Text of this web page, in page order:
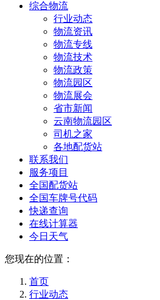
综合物流
行业动态
物流资讯
物流专线
物流技术
物流政策
物流园区
物流展会
省市新闻
云南物流园区
司机之家
各地配货站
联系我们
服务项目
全国配货站
全国车牌号代码
快递查询
在线计算器
今日天气
您现在的位置：
首页
行业动态